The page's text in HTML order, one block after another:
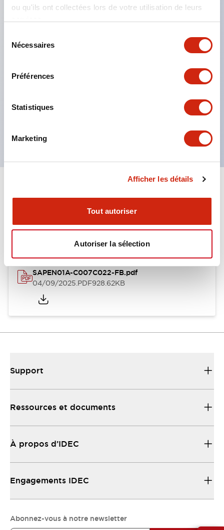
ou qu'ils ont collectées lors de votre utilisation de leurs
Nécessaires
Préférences
Statistiques
Marketing
Afficher les détails
Tout autoriser
Autoriser la sélection
de jonction en installant un bornier à l'intérieur
Nous proposons également un type avec
couvercle jaune pour arrêt d'urgence et une boîte
de couverture de contact pour rendre la partie
câblage de l'unité de contrôle montée sur panneau
Il existe quatre types de fixation pour la boîte :
fixation directe, fixation arrière, fixation par crochet
Documents et fichiers
Catalogues Et Brochures Fiche Technique Fichiers CAO
SAPEN01A-C007C022-FB.pdf
04/09/2025.PDF928.62KB
Support
Ressources et documents
À propos d’IDEC
Engagements IDEC
Abonnez-vous à notre newsletter